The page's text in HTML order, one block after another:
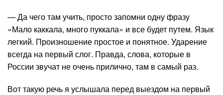
— Да чего там учить, просто запомни одну фразу
«Мало каккала, много пуккала» и все будет путем. Язык
легкий. Произношение простое и понятное. Ударение
всегда на первый слог. Правда, слова, которые в
России звучат не очень прилично, там в самый раз.
Вот такую речь я услышала перед выездом на первый